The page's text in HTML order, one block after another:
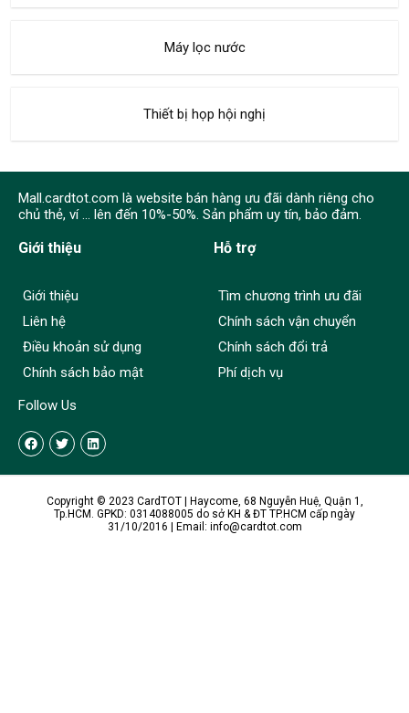
Máy lọc nước
Thiết bị họp hội nghị
Mall.cardtot.com là website bán hàng ưu đãi dành riêng cho
chủ thẻ, ví ... lên đến 10%-50%. Sản phẩm uy tín, bảo đảm.
Giới thiệu
Giới thiệu
Liên hệ
Điều khoản sử dụng
Chính sách bảo mật
Hỗ trợ
Tìm chương trình ưu đãi
Chính sách vận chuyển
Chính sách đổi trả
Phí dịch vụ
Follow Us
Copyright © 2023 CardTOT | Haycome, 68 Nguyễn Huệ, Quận 1,
Tp.HCM. GPKD: 0314088005 do sở KH & ĐT TP.HCM cấp ngày
31/10/2016 | Email: info@cardtot.com